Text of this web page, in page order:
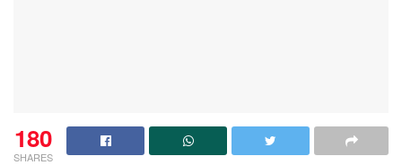
180
SHARES